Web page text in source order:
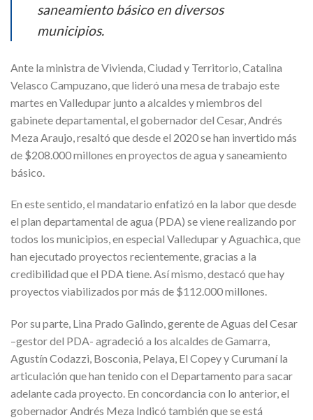
saneamiento básico en diversos
municipios.
Ante la ministra de Vivienda, Ciudad y Territorio, Catalina
Velasco Campuzano, que lideró una mesa de trabajo este
martes en Valledupar junto a alcaldes y miembros del
gabinete departamental, el gobernador del Cesar, Andrés
Meza Araujo, resaltó que desde el 2020 se han invertido más
de $208.000 millones en proyectos de agua y saneamiento
básico.
En este sentido, el mandatario enfatizó en la labor que desde
el plan departamental de agua (PDA) se viene realizando por
todos los municipios, en especial Valledupar y Aguachica, que
han ejecutado proyectos recientemente, gracias a la
credibilidad que el PDA tiene. Así mismo, destacó que hay
proyectos viabilizados por más de $112.000 millones.
Por su parte, Lina Prado Galindo, gerente de Aguas del Cesar
–gestor del PDA- agradeció a los alcaldes de Gamarra,
Agustín Codazzi, Bosconia, Pelaya, El Copey y Curumaní la
articulación que han tenido con el Departamento para sacar
adelante cada proyecto. En concordancia con lo anterior, el
gobernador Andrés Meza Indicó también que se está